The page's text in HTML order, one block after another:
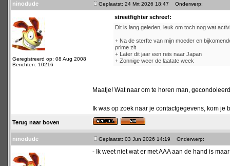
ninodude Geplaatst: 24 Mrt 2026 18:47 Onderwerp:
Geregistreerd op: 08 Aug 2008
Berichten: 10216
streetfighter schreef:
Dit is lang geleden, leuk om toch nog wat
+ Na de sterfte van mijn moeder en
prime zit
+ Later dit jaar een reis naar Japan
+ Zonnige weer de laatate week
Maatje! Wat naar om te horen man,
Ik was op zoek naar je contactgegevens, kom
Terug naar boven
ninodude Geplaatst: 03 Jun 2026 14:19 Onderwerp:
- Ik weet niet wat er met AAA aan de hand is